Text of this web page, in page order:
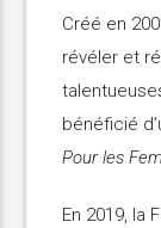
Créé en
révéler et
bénéficié
Pour les
En 2019, la